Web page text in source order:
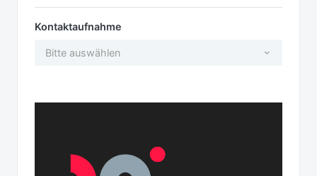
Kontaktaufnahme
Bitte auswählen